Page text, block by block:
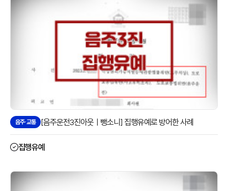
음주·교통 [음주운전3진아웃ㅣ뺑소니] 집행유예로 방어한 사례
집행유예